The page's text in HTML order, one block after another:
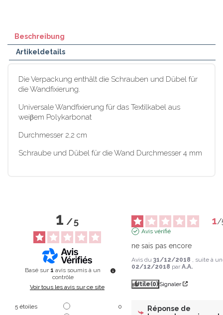
Beschreibung
Artikeldetails
Die Verpackung enthält die Schrauben und Dübel für
die Wandfixierung.
Universale Wandfixierung für das Textilkabel aus
weiβem Polykarbonat
Durchmesser 2,2 cm
Schraube und Dübel für die Wand Durchmesser 4 mm
1/5
Basé sur 1 avis soumis à un
contrôle
Voir tous les avis sur ce site
5 étoiles
0
1/
Avis vérifié
ne sais pas encore
Avis du31/12/2018 , suite à
02/12/2018 parA.A.
Utile(0) Signaler
Réponse de